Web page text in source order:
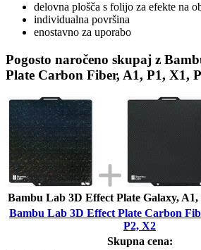
delovna plošča s folijo za efekte na
individualna površina
enostavno za uporabo
Pogosto naročeno skupaj z
Plate Carbon Fiber, A1, P1, X1,
Bambu Lab 3D Effect Plate Galaxy, A1,
Bambu Lab 3D Effect Plate Carbon
P2, X2
Skupna cena: